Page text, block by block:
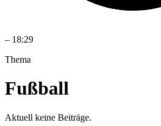
– 18:29
Thema
Fußball
Aktuell keine Beiträge.